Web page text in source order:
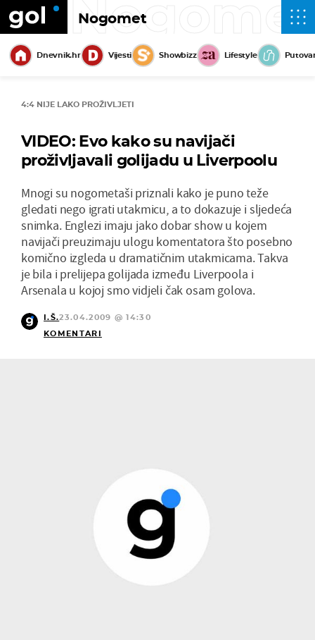
Nogomet
Dnevnik.hr Vijesti Showbizz Lifestyle
4:4 NIJE LAKO PROŽIVLJETI
VIDEO: Evo kako su navijači
proživljavali golijadu u Liverpoolu
Mnogi su nogometaši priznali kako je puno teže
gledati nego igrati utakmicu, a to dokazuje i sljedeća
snimka. Englezi imaju jako dobar show u kojem
navijači preuzimaju ulogu komentatora što posebno
komično izgleda u dramatičnim utakmicama. Takva
je bila i prelijepa golijada između Liverpoola i
Arsenala u kojoj smo vidjeli čak osam golova.
I.Š.23.04.2009 @ 14:30
KOMENTARI